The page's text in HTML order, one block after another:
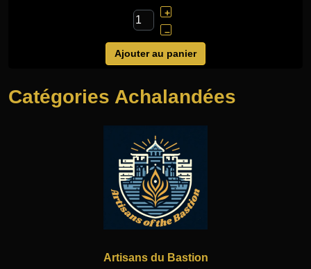
+
–
Ajouter au panier
Catégories Achalandées
Artisans du Bastion